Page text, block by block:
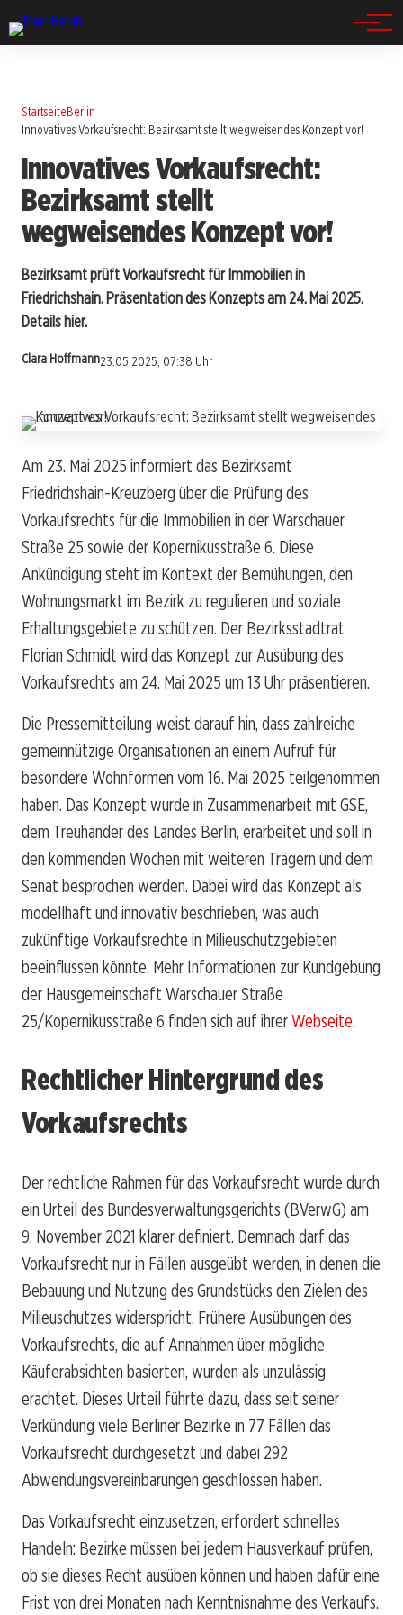
StartseiteBerlin
Innovatives Vorkaufsrecht: Bezirksamt stellt wegweisendes Konzept vor!
Innovatives Vorkaufsrecht:
Bezirksamt stellt
wegweisendes Konzept vor!
Bezirksamt prüft Vorkaufsrecht für Immobilien in
Friedrichshain. Präsentation des Konzepts am 24. Mai 2025.
Details hier.
Clara Hoffmann23.05.2025, 07:38 Uhr
Am 23. Mai 2025 informiert das Bezirksamt
Friedrichshain-Kreuzberg über die Prüfung des
Vorkaufsrechts für die Immobilien in der Warschauer
Straße 25 sowie der Kopernikusstraße 6. Diese
Ankündigung steht im Kontext der Bemühungen, den
Wohnungsmarkt im Bezirk zu regulieren und soziale
Erhaltungsgebiete zu schützen. Der Bezirksstadtrat
Florian Schmidt wird das Konzept zur Ausübung des
Vorkaufsrechts am 24. Mai 2025 um 13 Uhr präsentieren.
Die Pressemitteilung weist darauf hin, dass zahlreiche
gemeinnützige Organisationen an einem Aufruf für
besondere Wohnformen vom 16. Mai 2025 teilgenommen
haben. Das Konzept wurde in Zusammenarbeit mit GSE,
dem Treuhänder des Landes Berlin, erarbeitet und soll in
den kommenden Wochen mit weiteren Trägern und dem
Senat besprochen werden. Dabei wird das Konzept als
modellhaft und innovativ beschrieben, was auch
zukünftige Vorkaufsrechte in Milieuschutzgebieten
beeinflussen könnte. Mehr Informationen zur Kundgebung
der Hausgemeinschaft Warschauer Straße
25/Kopernikusstraße 6 finden sich auf ihrerWebseite.
Rechtlicher Hintergrund des
Vorkaufsrechts
Der rechtliche Rahmen für das Vorkaufsrecht wurde durch
ein Urteil des Bundesverwaltungsgerichts (BVerwG) am
9. November 2021 klarer definiert. Demnach darf das
Vorkaufsrecht nur in Fällen ausgeübt werden, in denen die
Bebauung und Nutzung des Grundstücks den Zielen des
Milieuschutzes widerspricht. Frühere Ausübungen des
Vorkaufsrechts, die auf Annahmen über mögliche
Käuferabsichten basierten, wurden als unzulässig
erachtet. Dieses Urteil führte dazu, dass seit seiner
Verkündung viele Berliner Bezirke in 77 Fällen das
Vorkaufsrecht durchgesetzt und dabei 292
Abwendungsvereinbarungen geschlossen haben.
Das Vorkaufsrecht einzusetzen, erfordert schnelles
Handeln: Bezirke müssen bei jedem Hausverkauf prüfen,
ob sie dieses Recht ausüben können und haben dafür eine
Frist von drei Monaten nach Kenntnisnahme des Verkaufs.